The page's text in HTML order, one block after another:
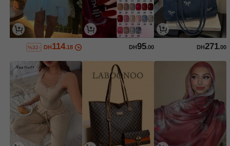
DH271.00
DH95.00
DH114.18
%32-